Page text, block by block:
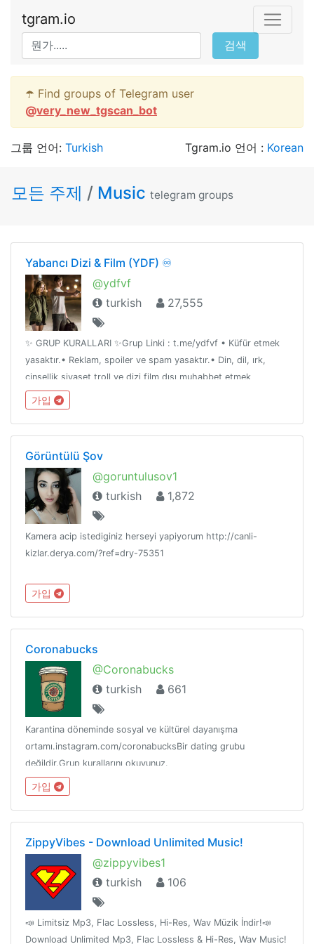
tgram.io
검색
☂️ Find groups of Telegram user
@very_new_tgscan_bot
그룹 언어: Turkish Tgram.io 언어 : Korean
모든 주제 / Music telegram groups
Yabancı Dizi & Film (YDF) ♾
@ydfvf
turkish
27,555
✨ GRUP KURALLARI ✨Grup Linki : t.me/ydfvf • Küfür etmek
yasaktır.• Reklam, spoiler ve spam yasaktır.• Din, dil, ırk,
cinsellik siyaset troll ve dizi film dışı muhabbet etmek
yasaktır.• Özelden link paylaşımı ve kişileri rahatsız etmek
yasaktır
가입
Görüntülü Şov
@goruntulusov1
turkish
1,872
Kamera acip istediginiz herseyi yapiyorum http://canli-
kizlar.derya.com/?ref=dry-75351
가입
Coronabucks
@Coronabucks
turkish
661
Karantina döneminde sosyal ve kültürel dayanışma
ortamı.instagram.com/coronabucksBir dating grubu
değildir.Grup kurallarını okuyunuz.
가입
ZippyVibes - Download Unlimited Music!
@zippyvibes1
turkish
106
📣 Limitsiz Mp3, Flac Lossless, Hi-Res, Wav Müzik İndir!📣
Download Unlimited Mp3, Flac Lossless & Hi-Res, Wav Music!